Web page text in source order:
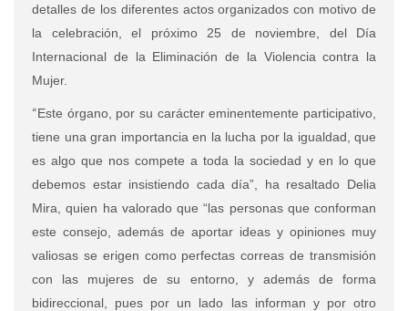
detalles de los diferentes actos organizados con motivo de
la celebración, el próximo 25 de noviembre, del Día
Internacional de la Eliminación de la Violencia contra la
Mujer.
“Este órgano, por su carácter eminentemente participativo,
tiene una gran importancia en la lucha por la igualdad, que
es algo que nos compete a toda la sociedad y en lo que
debemos estar insistiendo cada día”, ha resaltado Delia
Mira, quien ha valorado que “las personas que conforman
este consejo, además de aportar ideas y opiniones muy
valiosas se erigen como perfectas correas de transmisión
con las mujeres de su entorno, y además de forma
bidireccional, pues por un lado las informan y por otro